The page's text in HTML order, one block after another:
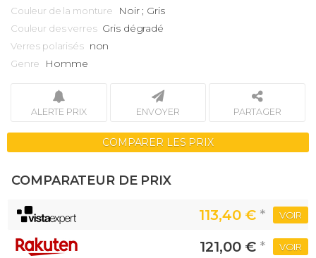
Couleur de la monture Noir ; Gris
Couleur des verres Gris dégradé
Verres polarisés non
Genre Homme
ALERTE PRIX ENVOYER PARTAGER
COMPARER LES PRIX
COMPARATEUR DE PRIX
113,40 € * VOIR
121,00 € * VOIR